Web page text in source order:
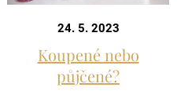
24. 5. 2023
Koupené nebo
půjčené?